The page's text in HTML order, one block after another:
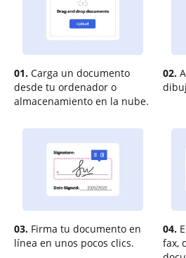
01. Carga un documento
desde tu ordenador o
almacenamiento en la nube.
02.
03. Firma tu documento en
línea en unos pocos clics.
04.
fax,